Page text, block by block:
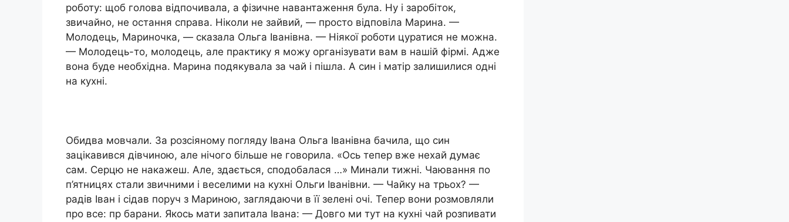
роботу: щоб голова відпочивала, а фізичне навантаження була. Ну і заробіток,
звичайно, не остання справа. Ніколи не зайвий, — просто відповіла Марина. —
Молодець, Мариночка, — сказала Ольга Іванівна. — Ніякої роботи цуратися не можна.
— Молодець-то, молодець, але практику я можу організувати вам в нашій фірмі. Адже
вона буде необхідна. Марина подякувала за чай і пішла. А син і матір залишилися одні
на кухні.
Обидва мовчали. За розсіяному погляду Івана Ольга Іванівна бачила, що син
зацікавився дівчиною, але нічого більше не говорила. «Ось тепер вже нехай думає
сам. Серцю не накажеш. Але, здається, сподобалася …» Минали тижні. Чаювання по
п’ятницях стали звичними і веселими на кухні Ольги Іванівни. — Чайку на трьох? —
радів Іван і сідав поруч з Мариною, заглядаючи в її зелені очі. Тепер вони розмовляли
про все: пр барани. Якось мати запитала Івана: — Довго ми тут на кухні чай розпивати